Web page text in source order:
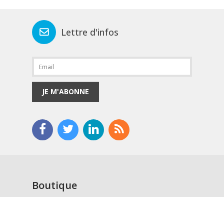
Lettre d'infos
JE M'ABONNE
Boutique